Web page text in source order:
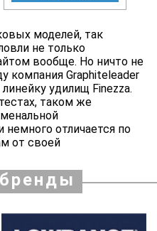
моделей, так
не только
вообще. Но ничто не
компания Graphiteleader
удилищ Finezza.
таком же
немного отличается по
от своей